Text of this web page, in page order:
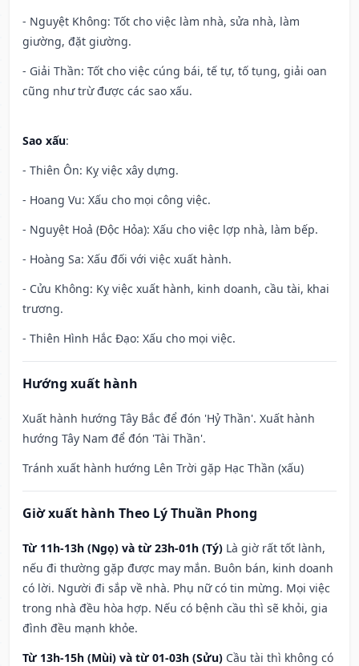
- Nguyệt Không: Tốt cho việc làm nhà, sửa nhà, làm
giường, đặt giường.
- Giải Thần: Tốt cho việc cúng bái, tế tự, tố tụng, giải oan
cũng như trừ được các sao xấu.
Sao xấu:
- Thiên Ôn: Kỵ việc xây dựng.
- Hoang Vu: Xấu cho mọi công việc.
- Nguyệt Hoả (Độc Hỏa): Xấu cho việc lợp nhà, làm bếp.
- Hoàng Sa: Xấu đối với việc xuất hành.
- Cửu Không: Kỵ việc xuất hành, kinh doanh, cầu tài, khai
trương.
- Thiên Hình Hắc Đạo: Xấu cho mọi việc.
Hướng xuất hành
Xuất hành hướng Tây Bắc để đón 'Hỷ Thần'. Xuất hành
hướng Tây Nam để đón 'Tài Thần'.
Tránh xuất hành hướng Lên Trời gặp Hạc Thần (xấu)
Giờ xuất hành Theo Lý Thuần Phong
Từ 11h-13h (Ngọ) và từ 23h-01h (Tý) Là giờ rất tốt lành,
nếu đi thường gặp được may mắn. Buôn bán, kinh doanh
có lời. Người đi sắp về nhà. Phụ nữ có tin mừng. Mọi việc
trong nhà đều hòa hợp. Nếu có bệnh cầu thì sẽ khỏi, gia
đình đều mạnh khỏe.
Từ 13h-15h (Mùi) và từ 01-03h (Sửu) Cầu tài thì không có